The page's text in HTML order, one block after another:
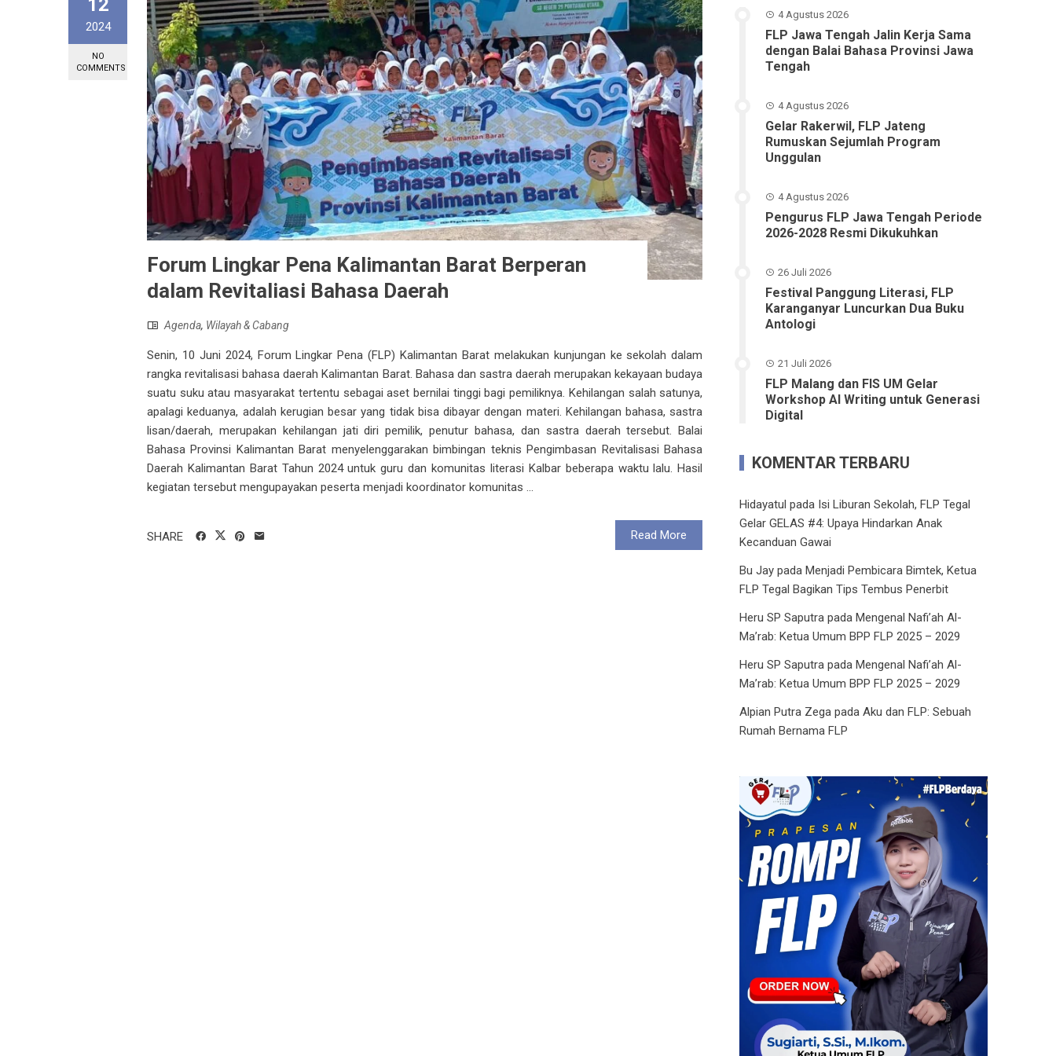
12
2024
NO
COMMENTS
Forum Lingkar Pena Kalimantan Barat Berperan
dalam Revitaliasi Bahasa Daerah
Agenda, Wilayah & Cabang
Senin, 10 Juni 2024, Forum Lingkar Pena (FLP) Kalimantan Barat melakukan kunjungan ke sekolah dalam
rangka revitalisasi bahasa daerah Kalimantan Barat. Bahasa dan sastra daerah merupakan kekayaan budaya
suatu suku atau masyarakat tertentu sebagai aset bernilai tinggi bagi pemiliknya. Kehilangan salah satunya,
apalagi keduanya, adalah kerugian besar yang tidak bisa dibayar dengan materi. Kehilangan bahasa, sastra
lisan/daerah, merupakan kehilangan jati diri pemilik, penutur bahasa, dan sastra daerah tersebut. Balai
Bahasa Provinsi Kalimantan Barat menyelenggarakan bimbingan teknis Pengimbasan Revitalisasi Bahasa
Daerah Kalimantan Barat Tahun 2024 untuk guru dan komunitas literasi Kalbar beberapa waktu lalu. Hasil
kegiatan tersebut mengupayakan peserta menjadi koordinator komunitas ...
Read More
SHARE
4 Agustus 2026
FLP Jawa Tengah Jalin Kerja Sama
dengan Balai Bahasa Provinsi Jawa
Tengah
4 Agustus 2026
Gelar Rakerwil, FLP Jateng
Rumuskan Sejumlah Program
Unggulan
4 Agustus 2026
Pengurus FLP Jawa Tengah Periode
2026-2028 Resmi Dikukuhkan
26 Juli 2026
Festival Panggung Literasi, FLP
Karanganyar Luncurkan Dua Buku
Antologi
21 Juli 2026
FLP Malang dan FIS UM Gelar
Workshop AI Writing untuk Generasi
Digital
KOMENTAR TERBARU
Hidayatul pada Isi Liburan Sekolah, FLP Tegal
Gelar GELAS #4: Upaya Hindarkan Anak
Kecanduan Gawai
Bu Jay padaMenjadi Pembicara Bimtek, Ketua
FLP Tegal Bagikan Tips Tembus Penerbit
Heru SP Saputra padaMengenal Nafi’ah Al-
Ma’rab: Ketua Umum BPP FLP 2025 – 2029
Heru SP Saputra padaMengenal Nafi’ah Al-
Ma’rab: Ketua Umum BPP FLP 2025 – 2029
Alpian Putra Zega padaAku dan FLP: Sebuah
Rumah Bernama FLP